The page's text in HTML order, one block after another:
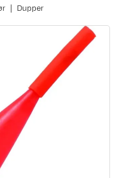
Dupper